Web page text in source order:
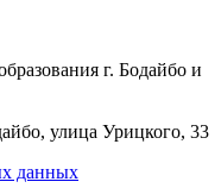
г. Бодайбо и
улица Урицкого, 33
данных